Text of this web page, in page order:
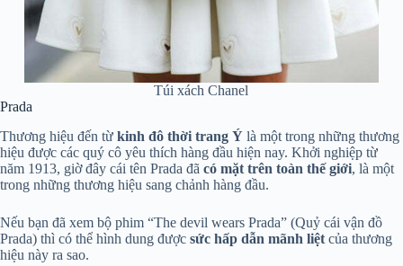
Túi xách Chanel
Prada
Thương hiệu đến từ kinh đô thời trang Ý là một trong những thương
hiệu được các quý cô yêu thích hàng đầu hiện nay. Khởi nghiệp từ
năm 1913, giờ đây cái tên Prada đã có mặt trên toàn thế giới, là một
trong những thương hiệu sang chảnh hàng đầu.
Nếu bạn đã xem bộ phim “The devil wears Prada” (Quỷ cái vận đồ
Prada) thì có thể hình dung được sức hấp dẫn mãnh liệt của thương
hiệu này ra sao.